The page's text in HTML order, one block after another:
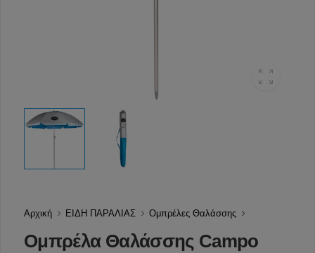
Αρχική ΕΙΔΗ ΠΑΡΑΛΙΑΣ Ομπρέλες Θαλάσσης
Ομπρέλα Θαλάσσης Campo